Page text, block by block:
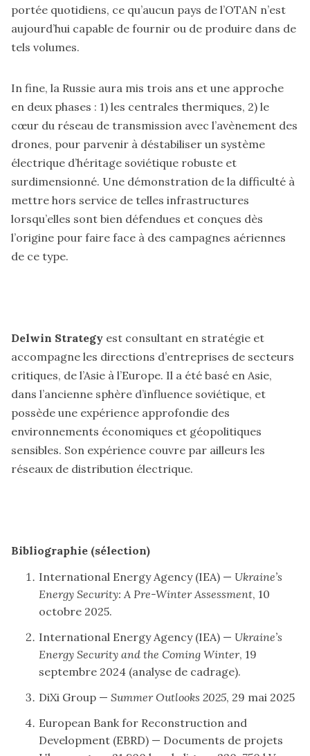
portée quotidiens, ce qu’aucun pays de l’OTAN n’est
aujourd’hui capable de fournir ou de produire dans de
tels volumes.
In fine, la Russie aura mis trois ans et une approche
en deux phases : 1) les centrales thermiques, 2) le
cœur du réseau de transmission avec l’avènement des
drones, pour parvenir à déstabiliser un système
électrique d’héritage soviétique robuste et
surdimensionné. Une démonstration de la difficulté à
mettre hors service de telles infrastructures
lorsqu’elles sont bien défendues et conçues dès
l’origine pour faire face à des campagnes aériennes
de ce type.
Delwin Strategy est consultant en stratégie et
accompagne les directions d’entreprises de secteurs
critiques, de l’Asie à l’Europe. Il a été basé en Asie,
dans l’ancienne sphère d’influence soviétique, et
possède une expérience approfondie des
environnements économiques et géopolitiques
sensibles. Son expérience couvre par ailleurs les
réseaux de distribution électrique.
Bibliographie (sélection)
International Energy Agency (IEA) — Ukraine’s
Energy Security: A Pre-Winter Assessment, 10
octobre 2025.
International Energy Agency (IEA) — Ukraine’s
Energy Security and the Coming Winter, 19
septembre 2024 (analyse de cadrage).
DiXi Group — Summer Outlooks 2025, 29 mai 2025
European Bank for Reconstruction and
Development (EBRD) — Documents de projets